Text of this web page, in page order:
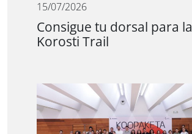
15/07/2026
Consigue tu dorsal para la
Korosti Trail